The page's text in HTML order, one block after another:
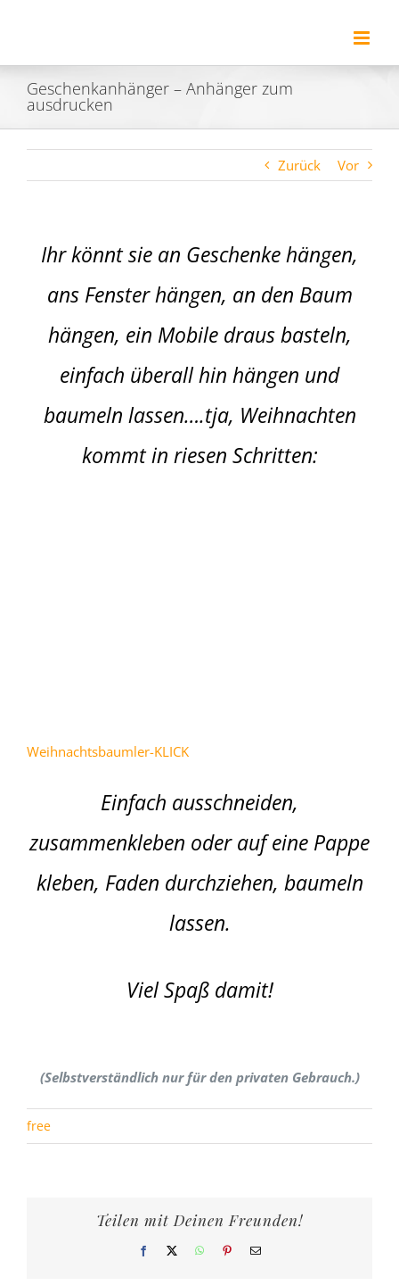
springen
Geschenkanhänger – Anhänger zum
ausdrucken
Zurück Vor
Ihr könnt sie an Geschenke hängen,
ans Fenster hängen, an den Baum
hängen, ein Mobile draus basteln,
einfach überall hin hängen und
baumeln lassen….tja, Weihnachten
kommt in riesen Schritten:
Weihnachtsbaumler-KLICK
Einfach ausschneiden,
zusammenkleben oder auf eine Pappe
kleben, Faden durchziehen, baumeln
lassen.
Viel Spaß damit!
(Selbstverständlich nur für den privaten Gebrauch.)
free
Teilen mit Deinen Freunden!
Facebook WhatsAppPinterestE-